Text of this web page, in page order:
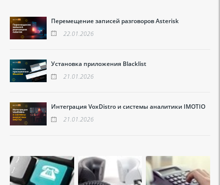
Перемещение записей разговоров Asterisk
22.01.2026
Установка приложения Blacklist
21.01.2026
Интеграция VoxDistro и системы аналитики IMOTIO
21.01.2026